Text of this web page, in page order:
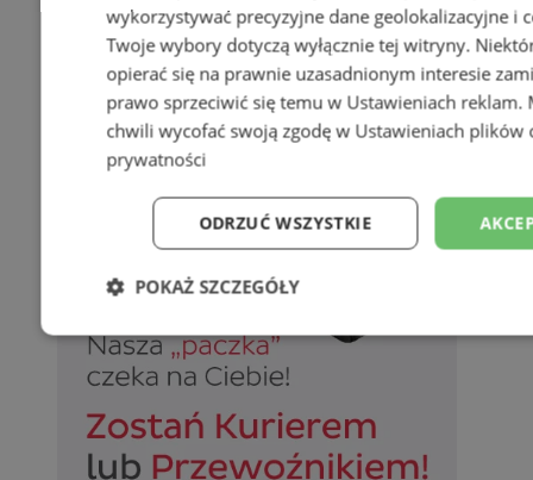
wykorzystywać precyzyjne dane geolokalizacyjne i
Twoje wybory dotyczą wyłącznie tej witryny.
opierać się na prawnie uzasadnionym interesie
prawo sprzeciwić się temu w Ustawieniach reklam.
chwili wycofać swoją zgodę w Ustawieniach plików
prywatności
ODRZUĆ WSZYSTKIE
POKAŻ SZCZEGÓŁY
Niezbędne Wydajność
Niesklasyfikowane